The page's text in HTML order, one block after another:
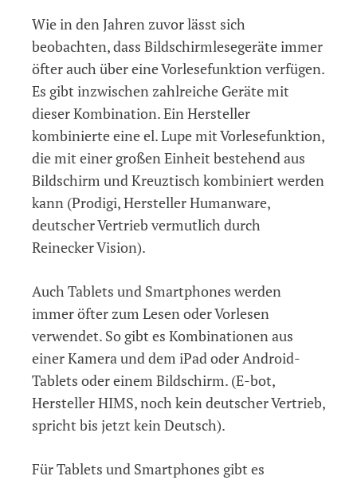
Wie in den Jahren zuvor lässt sich
beobachten, dass Bildschirmlesegeräte immer
öfter auch über eine Vorlesefunktion verfügen.
Es gibt inzwischen zahlreiche Geräte mit
dieser Kombination. Ein Hersteller
kombinierte eine el. Lupe mit Vorlesefunktion,
die mit einer großen Einheit bestehend aus
Bildschirm und Kreuztisch kombiniert werden
kann (Prodigi, Hersteller Humanware,
deutscher Vertrieb vermutlich durch
Reinecker Vision).
Auch Tablets und Smartphones werden
immer öfter zum Lesen oder Vorlesen
verwendet. So gibt es Kombinationen aus
einer Kamera und dem iPad oder Android-
Tablets oder einem Bildschirm. (E-bot,
Hersteller HIMS, noch kein deutscher Vertrieb,
spricht bis jetzt kein Deutsch).
Für Tablets und Smartphones gibt es